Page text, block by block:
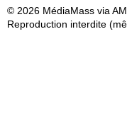
© 2026 MédiaMass via
Reproduction interdite